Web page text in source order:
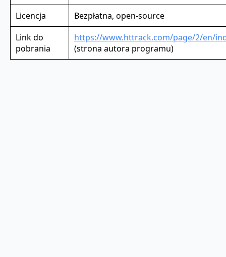
Licencja
Bezpłatna, open-source
Link do
pobrania
https://www.httrack.com/page/2/en/
(strona autora programu)